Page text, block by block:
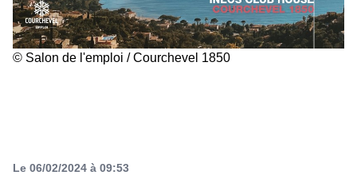
© Salon de l'emploi / Courchevel 1850
Le 06/02/2024 à 09:53